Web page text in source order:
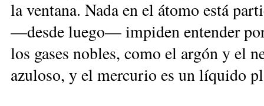
la ventana. Nada en el átomo está
—desde luego— impiden entender
los gases nobles, como el argón y el
azuloso, y el mercurio es un líquido